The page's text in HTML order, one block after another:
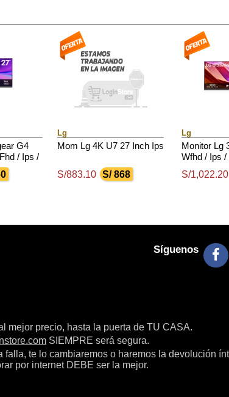
G4
/ Ips /
/
Lg
Mom Lg 4K U7 27 Inch Ips
S/883.10 S/ 868
Lg
Monitor Lg
Wfhd / Ips
Dp /
Polos, Solo
S/1,022.20
Síguenos
mejor precio, hasta la puerta de TU CASA.
SIEMPRE será segura.
te lo cambiaremos o haremos la devolución
por internet DEBE ser la mejor.